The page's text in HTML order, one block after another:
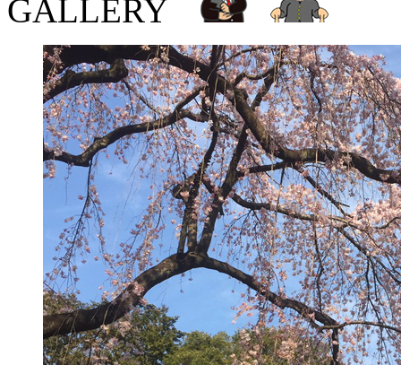
GALLERY